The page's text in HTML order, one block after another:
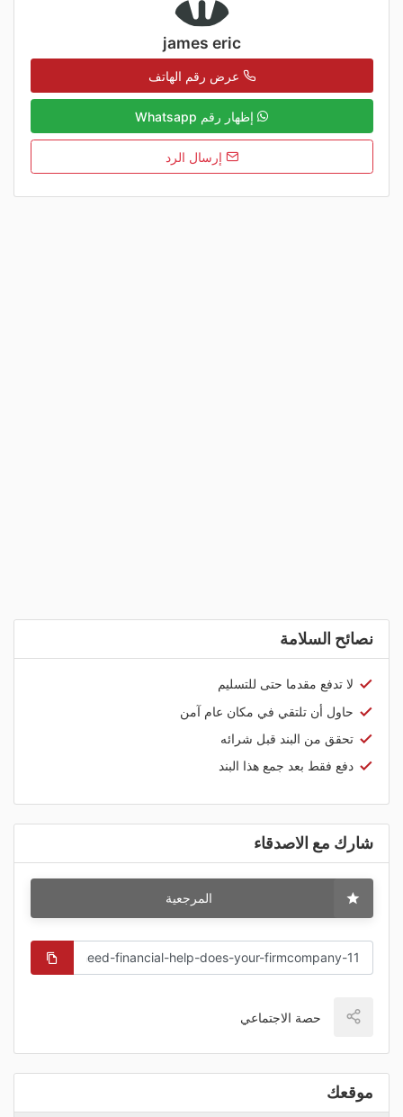
james eric
عرض رقم الهاتف
إظهار رقم Whatsapp
إرسال الرد
نصائح السلامة
لا تدفع مقدما حتى للتسليم
حاول أن تلتقي في مكان عام آمن
تحقق من البند قبل شرائه
دفع فقط بعد جمع هذا البند
شارك مع الاصدقاء
المرجعية
حصة الاجتماعي
موقعك